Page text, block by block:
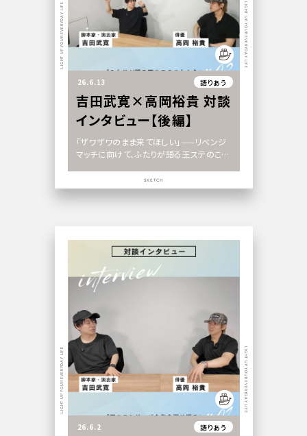
26.6.13 語りあう
吉田武寛×高岡裕貴 対談
インタビュー【後編】
「ザワザワのまま来てほしい」——リベンジ
マッチに向けて、ふたりが語る王ステのこれ
LIGHT UP YOUR EVERYDAY LIFE LIGHT UP YOUR EVERYDAY LIFE
SKETCH
26.6.2 語りあう
LIGHT UP YOUR EVERYDAY LIFE LIGHT UP YOUR EVERYDAY LIFE